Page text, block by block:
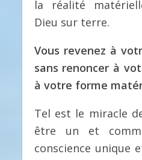
la réalité
Dieu sur terre.
Vous revenez à
sans renoncer à
à votre forme
Tel est le miracle
être un et
conscience unique